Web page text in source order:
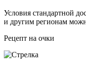
Условия стандартной
и другим регионам
Рецепт на очки